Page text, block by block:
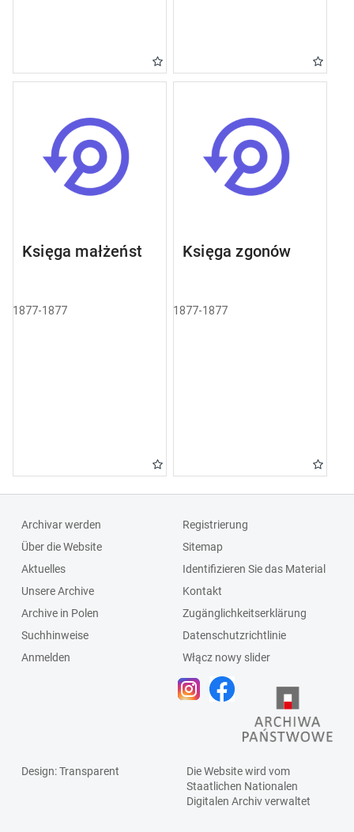
Księga małżeństw
1877-1877
Księga zgonów
1877-1877
Archivar werden
Über die Website
Aktuelles
Unsere Archive
Archive in Polen
Suchhinweise
Anmelden
Registrierung
Sitemap
Identifizieren Sie das Material
Kontakt
Zugänglichkeitserklärung
Datenschutzrichtlinie
Włącz nowy slider
Design: Transparent
Die Website wird vom
Staatlichen Nationalen
Digitalen Archivverwaltet